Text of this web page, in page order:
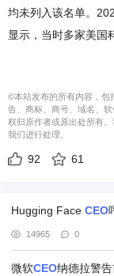
均未列入该名单。
显示，当时多家美国
©本站发布的所有内容，包
告、商标、商号、域名、
权归原作者或原出处所有
我们进行处理。
92 61
Hugging Face CEO
14965 0
微软CEO纳德拉警